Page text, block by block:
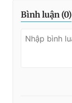
Bình luận (0)